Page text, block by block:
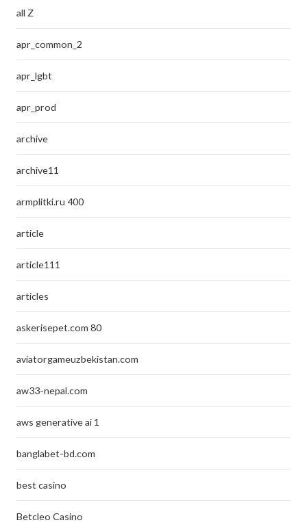
all Z
apr_common_2
apr_lgbt
apr_prod
archive
archive11
armplitki.ru 400
article
article111
articles
askerisepet.com 80
aviatorgameuzbekistan.com
aw33-nepal.com
aws generative ai 1
banglabet-bd.com
best casino
Betcleo Casino